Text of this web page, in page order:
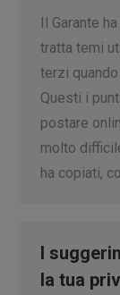
Il Garante
tratta temi
terzi
Questi i
postare
molto
ha copiati,
I
la tua